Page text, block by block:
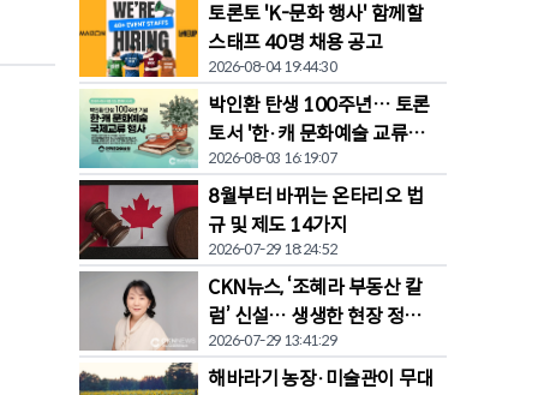
토론토 'K-문화 행사' 함께할
스태프 40명 채용 공고
2026-08-04 19:44:30
박인환 탄생 100주년… 토론
토서 '한·캐 문화예술 교류전'
열린다
2026-08-03 16:19:07
8월부터 바뀌는 온타리오 법
규 및 제도 14가지
2026-07-29 18:24:52
CKN뉴스, ‘조혜라 부동산 칼
럼’ 신설… 생생한 현장 정보
공유
2026-07-29 13:41:29
해바라기 농장·미술관이 무대